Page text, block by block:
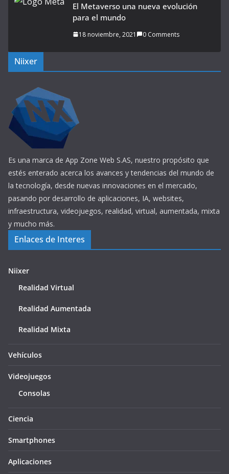
El Metaverso una nueva evolución
para el mundo
18 noviembre, 2021 0 Comments
Niixer
Es una marca de App Zone Web S.AS, nuestro propósito que
estés enterado acerca los avances y tendencias del mundo de
la tecnología, desde nuevas innovaciones en el mercado,
pasando por desarrollo de aplicaciones, IA, websites,
infraestructura, videojuegos, realidad, virtual, aumentada, mixta
y mucho más.
Enlaces de Interes
Niixer
Realidad Virtual
Realidad Aumentada
Realidad Mixta
Vehículos
Videojuegos
Consolas
Ciencia
Smartphones
Aplicaciones